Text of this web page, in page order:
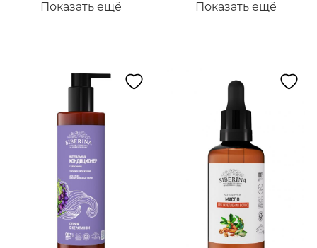
Показать ещё Показать ещё